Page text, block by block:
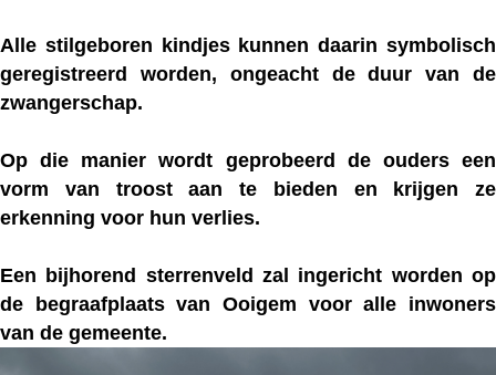
Alle stilgeboren kindjes kunnen daarin symbolisch
geregistreerd worden, ongeacht de duur van de
zwangerschap.
Op die manier wordt geprobeerd de ouders een
vorm van troost aan te bieden en krijgen ze
erkenning voor hun verlies.
Een bijhorend sterrenveld zal ingericht worden op
de begraafplaats van Ooigem voor alle inwoners
van de gemeente.